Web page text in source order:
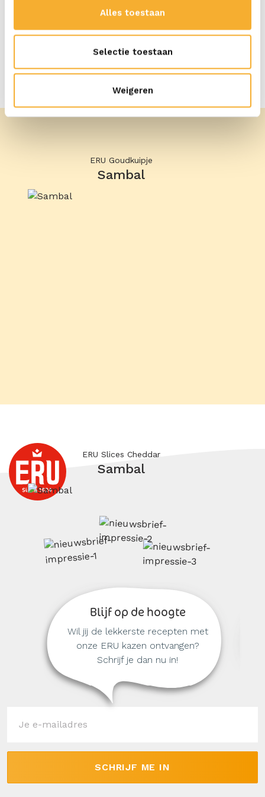
Alles toestaan
Selectie toestaan
Weigeren
Ontdek meer producten
ERU Goudkuipje
Sambal
ERU Slices Cheddar
Sambal
Blijf op de hoogte
Wil jij de lekkerste recepten met
onze ERU kazen ontvangen?
Schrijf je dan nu in!
SCHRIJF ME IN